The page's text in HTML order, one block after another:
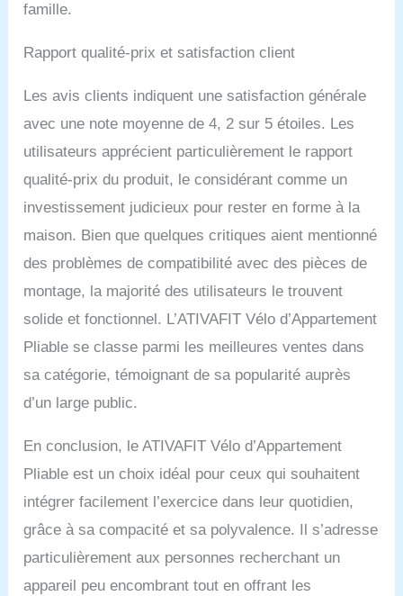
famille.
Rapport qualité-prix et satisfaction client
Les avis clients indiquent une satisfaction générale
avec une note moyenne de 4, 2 sur 5 étoiles. Les
utilisateurs apprécient particulièrement le rapport
qualité-prix du produit, le considérant comme un
investissement judicieux pour rester en forme à la
maison. Bien que quelques critiques aient mentionné
des problèmes de compatibilité avec des pièces de
montage, la majorité des utilisateurs le trouvent
solide et fonctionnel. L’ATIVAFIT Vélo d’Appartement
Pliable se classe parmi les meilleures ventes dans
sa catégorie, témoignant de sa popularité auprès
d’un large public.
En conclusion, le ATIVAFIT Vélo d’Appartement
Pliable est un choix idéal pour ceux qui souhaitent
intégrer facilement l’exercice dans leur quotidien,
grâce à sa compacité et sa polyvalence. Il s’adresse
particulièrement aux personnes recherchant un
appareil peu encombrant tout en offrant les